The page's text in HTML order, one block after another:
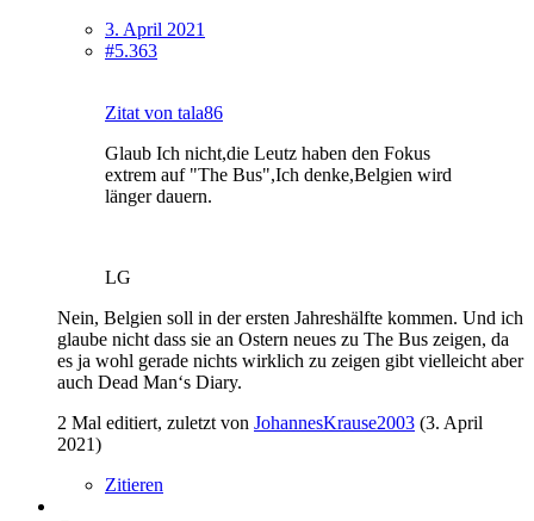
3. April 2021
#5.363
Zitat von tala86
Glaub Ich nicht,die Leutz haben den Fokus
extrem auf "The Bus",Ich denke,Belgien wird
länger dauern.
LG
Nein, Belgien soll in der ersten Jahreshälfte kommen. Und ich
glaube nicht dass sie an Ostern neues zu The Bus zeigen, da
es ja wohl gerade nichts wirklich zu zeigen gibt vielleicht aber
auch Dead Man‘s Diary.
2 Mal editiert, zuletzt von JohannesKrause2003 (3. April
2021)
Zitieren